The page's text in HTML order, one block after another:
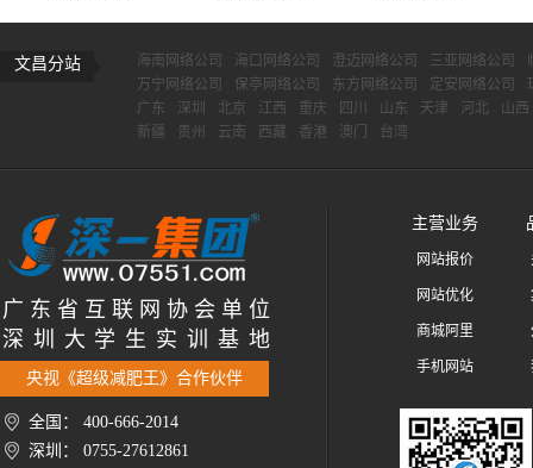
文昌分站 海南网络公司 海口网络公司 澄迈网络公司 三亚网络公司
万宁网络公司
保亭网络公司 东方网络公司 定安网络公司
广东
深圳 北京 江西 重庆 四川 山东 天津 河北
山西
新疆
贵州 云南 西藏 香港 澳门 台湾
广 东 省 互 联 网 协 会 单 位
深 圳 大 学 生 实 训 基 地
央视《超级减肥王》合作伙伴
全国： 400-666-2014
深圳： 0755-27612861
主营业务
网站报价
网站优化
商城阿里
手机网站